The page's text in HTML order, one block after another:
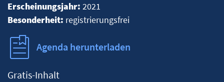
Erscheinungsjahr: 2021
Besonderheit: registrierungsfrei
Agenda herunterladen
Gratis-Inhalt